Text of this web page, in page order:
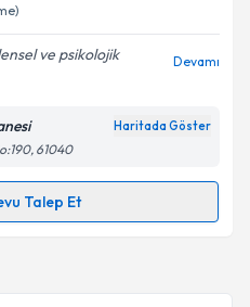
ilişkin
Aydınlatma
verilerimin belirtilen
kabul ediyorum.
ve psikolojik
Devamı
Haritada Göster
61040
Talep Et